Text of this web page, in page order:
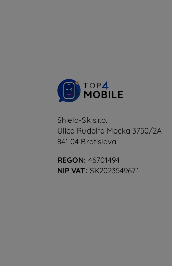
Shield-Sk s.r.o.
Ulica Rudolfa Mocka 3750/2A
841 04 Bratislava
REGON: 46701494
NIP VAT: SK2023549671